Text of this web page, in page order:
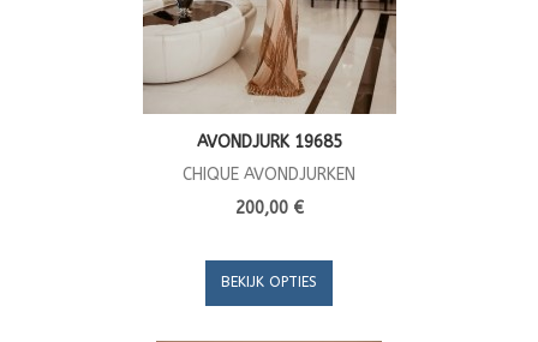
AVONDJURK 19685
CHIQUE AVONDJURKEN
200,00 €
BEKIJK OPTIES